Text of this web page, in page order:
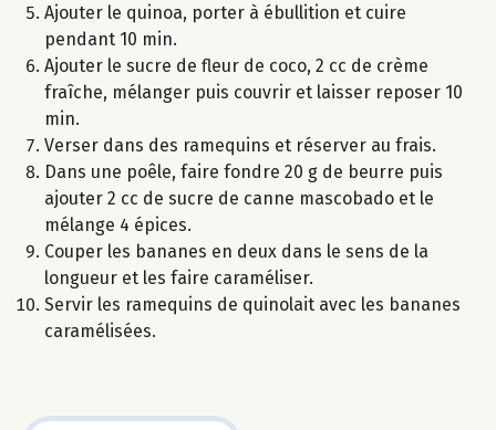
Ajouter le quinoa, porter à ébullition et cuire
pendant 10 min.
Ajouter le sucre de fleur de coco, 2 cc de crème
fraîche, mélanger puis couvrir et laisser reposer 10
min.
Verser dans des ramequins et réserver au frais.
Dans une poêle, faire fondre 20 g de beurre puis
ajouter 2 cc de sucre de canne mascobado et le
mélange 4 épices.
Couper les bananes en deux dans le sens de la
longueur et les faire caraméliser.
Servir les ramequins de quinolait avec les bananes
caramélisées.